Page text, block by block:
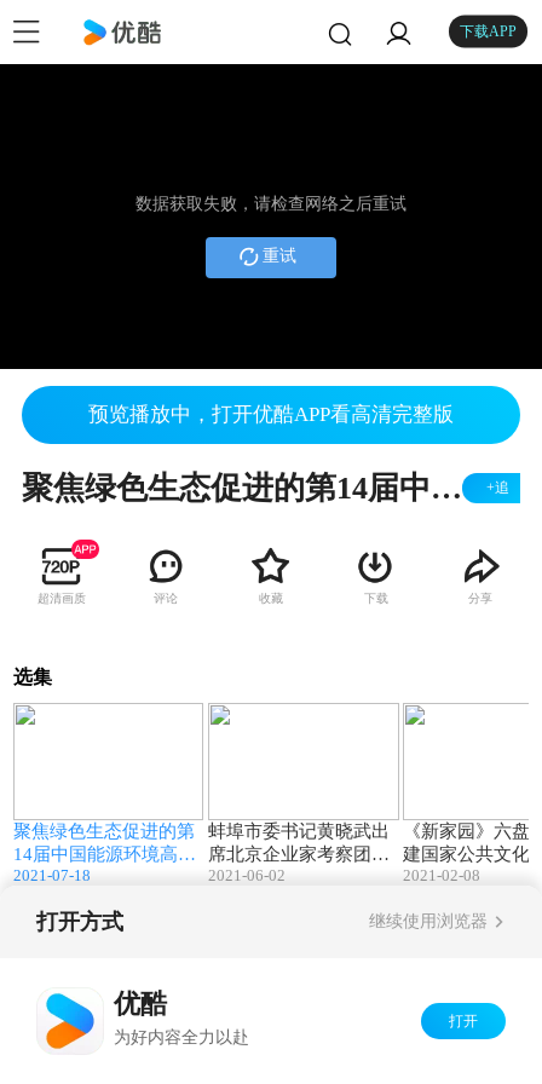
下载APP
数据获取失败，请检查网络之后重试
重试
预览播放中，打开优酷APP看高清完整版
聚焦绿色生态促进的第14届中国能源环境高峰论坛 暨重大项目阶段成果发布交流会在京召开 +追
超清画质 评论 收藏 下载 分享
选集
聚焦绿色生态促进的第
14届中国能源环境高峰
论坛 暨重大项目阶段成
2021-07-18
蚌埠市委书记黄晓武出
席北京企业家考察团座
谈会
2021-06-02
《新家园》六盘
建国家公共文化
系示范区专题纪
2021-02-08
打开方式 继续使用浏览器
优酷
为好内容全力以赴
打开